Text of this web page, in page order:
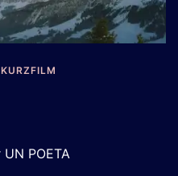
KURZFILM
POETA